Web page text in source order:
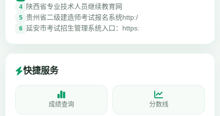
4 陕西省专业技术人员继续教育网
5 贵州省二级建造师考试报名系统http:/
6 延安市考试招生管理系统入口：https:
快捷服务
成绩查询 分数线